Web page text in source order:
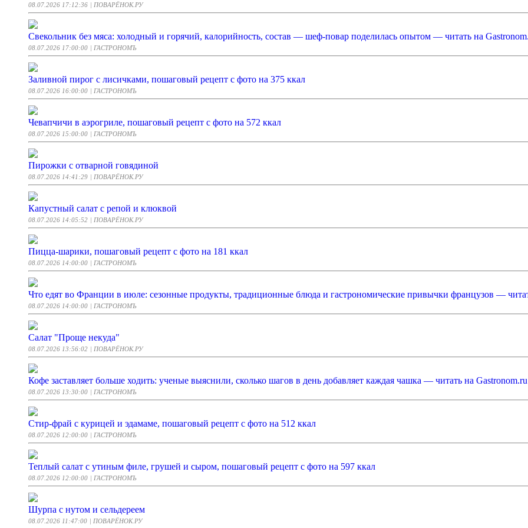
08.07.2026 17:12:36 | ПОВАРЁНОК.РУ
Свекольник без мяса: холодный и горячий, калорийность, состав — шеф-повар поделилась опытом — читать на
08.07.2026 17:00:00 | ГАСТРОНОМЪ
Заливной пирог с лисичками, пошаговый рецепт с фото на 375 ккал
08.07.2026 16:00:00 | ГАСТРОНОМЪ
Чевапчичи в аэрогриле, пошаговый рецепт с фото на 572 ккал
08.07.2026 15:00:00 | ГАСТРОНОМЪ
Пирожки с отварной говядиной
08.07.2026 14:41:29 | ПОВАРЁНОК.РУ
Капустный салат с репой и клюквой
08.07.2026 14:05:52 | ПОВАРЁНОК.РУ
Пицца-шарики, пошаговый рецепт с фото на 181 ккал
08.07.2026 14:00:00 | ГАСТРОНОМЪ
Что едят во Франции в июле: сезонные продукты, традиционные блюда и гастрономические привычки французов —
08.07.2026 14:00:00 | ГАСТРОНОМЪ
Салат "Проще некуда"
08.07.2026 13:56:02 | ПОВАРЁНОК.РУ
Кофе заставляет больше ходить: ученые выяснили, сколько шагов в день добавляет каждая чашка — читать на Gastronom.ru
08.07.2026 13:30:00 | ГАСТРОНОМЪ
Стир-фрай с курицей и эдамаме, пошаговый рецепт с фото на 512 ккал
08.07.2026 12:00:00 | ГАСТРОНОМЪ
Теплый салат с утиным филе, грушей и сыром, пошаговый рецепт с фото на 597 ккал
08.07.2026 12:00:00 | ГАСТРОНОМЪ
Шурпа с нутом и сельдереем
08.07.2026 11:47:00 | ПОВАРЁНОК.РУ